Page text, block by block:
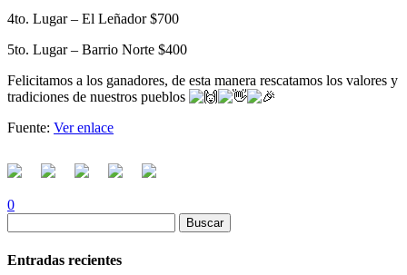
4to. Lugar – El Leñador $700
5to. Lugar – Barrio Norte $400
Felicitamos a los ganadores, de esta manera rescatamos los valores y
tradiciones de nuestros pueblos
Fuente: Ver enlace
0
Entradas recientes